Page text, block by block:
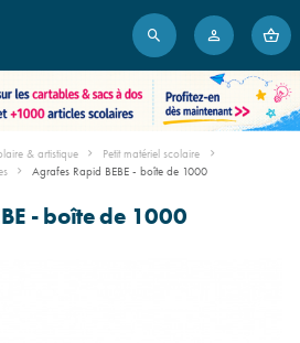
& artistique
Petit matériel scolaire
Agrafes Rapid BEBE - boîte de 1000
- boîte de 1000